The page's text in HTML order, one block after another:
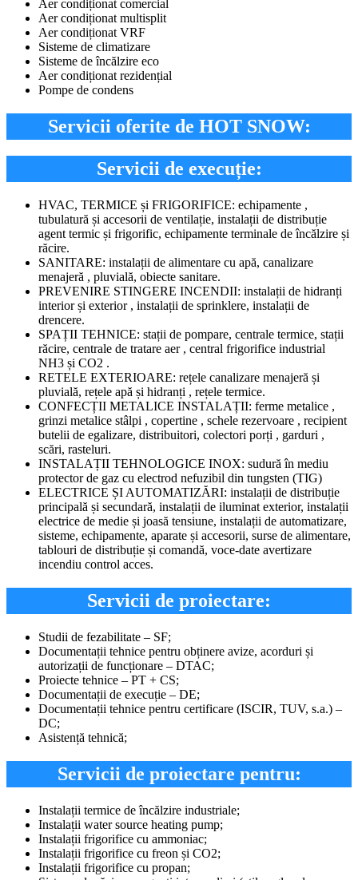
Aer condiționat comercial
Aer condiționat multisplit
Aer condiționat VRF
Sisteme de climatizare
Sisteme de încălzire eco
Aer condiționat rezidențial
Pompe de condens
Servicii oferite de HOT SNOW:
Servicii de execuție:
HVAC, TERMICE și FRIGORIFICE: echipamente ,
tubulatură și accesorii de ventilație, instalații de distribuție
agent termic și frigorific, echipamente terminale de încălzire și
răcire.
SANITARE: instalații de alimentare cu apă, canalizare
menajeră , pluvială, obiecte sanitare.
PREVENIRE STINGERE INCENDII: instalații de hidranți
interior și exterior , instalații de sprinklere, instalații de
drencere.
SPAȚII TEHNICE: stații de pompare, centrale termice, stații
răcire, centrale de tratare aer , central frigorifice industrial
NH3 și CO2 .
RETELE EXTERIOARE: rețele canalizare menajeră și
pluvială, rețele apă și hidranți , rețele termice.
CONFECȚII METALICE INSTALAȚII: ferme metalice ,
grinzi metalice stâlpi , copertine , schele rezervoare , recipient
butelii de egalizare, distribuitori, colectori porți , garduri ,
scări, rasteluri.
INSTALAȚII TEHNOLOGICE INOX: sudură în mediu
protector de gaz cu electrod nefuzibil din tungsten (TIG)
ELECTRICE ȘI AUTOMATIZĂRI: instalații de distribuție
principală și secundară, instalații de iluminat exterior, instalații
electrice de medie și joasă tensiune, instalații de automatizare,
sisteme, echipamente, aparate și accesorii, surse de alimentare,
tablouri de distribuție și comandă, voce-date avertizare
incendiu control acces.
Servicii de proiectare:
Studii de fezabilitate – SF;
Documentații tehnice pentru obținere avize, acorduri și
autorizații de funcționare – DTAC;
Proiecte tehnice – PT + CS;
Documentații de execuție – DE;
Documentații tehnice pentru certificare (ISCIR, TUV, s.a.) –
DC;
Asistență tehnică;
Servicii de proiectare pentru:
Instalații termice de încălzire industriale;
Instalații water source heating pump;
Instalații frigorifice cu ammoniac;
Instalații frigorifice cu freon și CO2;
Instalații frigorifice cu propan;